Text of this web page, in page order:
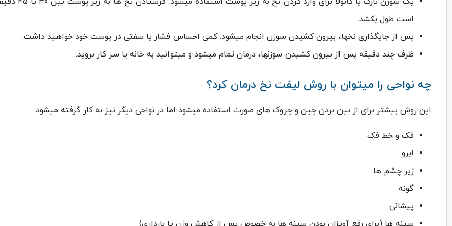
است طول بکشد.
پس از جایگذاری نخها، بیرون کشیدن سوزن انجام میشود. کمی احساس فشار یا سفتی در پوست خود خواهید داشت.
ظرف چند دقیقه پس از بیرون کشیدن سوزنها، درمان تمام میشود و میتوانید به خانه یا سر کار بروید.
چه نواحی را میتوان با روش لیفت نخ درمان کرد؟
این روش بیشتر برای از بین بردن چین و چروک های صورت استفاده میشود اما در نواحی دیگر نیز به کار گرفته میشود.
فک و خط فک
ابرو
زیر چشم ها
گونه
پیشانی